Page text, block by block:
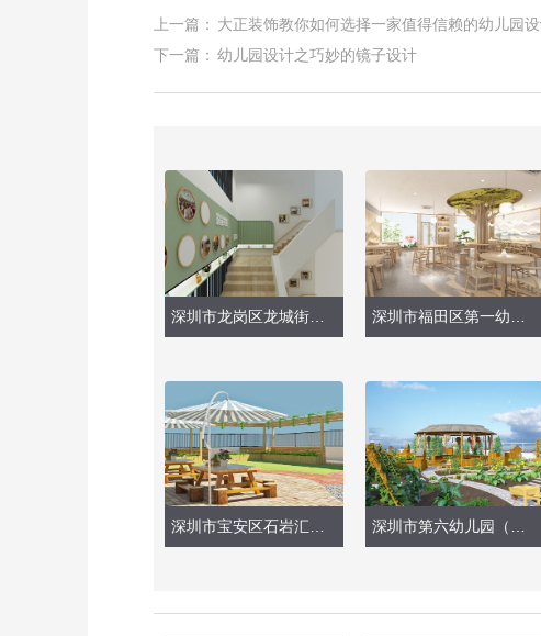
上一篇： 大正装饰教你如何选择一家值得信赖的幼儿园设
下一篇： 幼儿园设计之巧妙的镜子设计
深圳市宝安区石岩汇裕名都幼儿园（天台改造） 深圳市第六幼儿园（天台种植园）